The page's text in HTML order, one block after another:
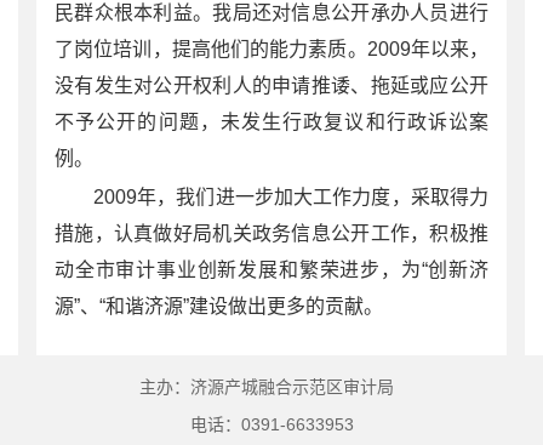
民群众根本利益。我局还对信息公开承办人员进行
了岗位培训，提高他们的能力素质。2009年以来，
没有发生对公开权利人的申请推诿、拖延或应公开
不予公开的问题，未发生行政复议和行政诉讼案
例。
2009年，我们进一步加大工作力度，采取得力
措施，认真做好局机关政务信息公开工作，积极推
动全市审计事业创新发展和繁荣进步，为“创新济
源”、“和谐济源”建设做出更多的贡献。
主办：济源产城融合示范区审计局
电话：0391-6633953